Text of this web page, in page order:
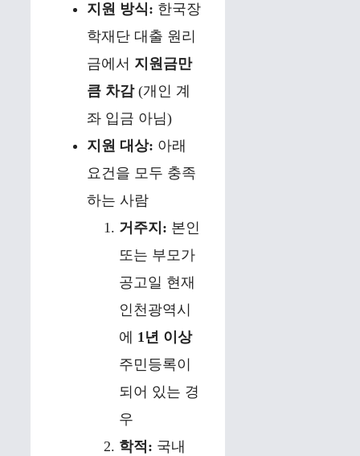
지원 방식: 한국장
학재단 대출 원리
금에서 지원금만
큼 차감(개인 계
좌 입금 아님)
지원 대상: 아래
요건을 모두 충족
하는 사람
거주지: 본인
또는 부모가
공고일 현재
인천광역시
에 1년 이상
주민등록이
되어 있는 경
우
학적: 국내